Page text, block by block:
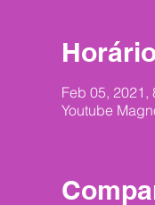
Feb 05, 2021,
Youtube